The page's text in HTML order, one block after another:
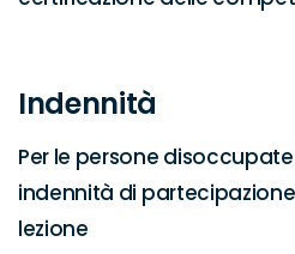
Indennità
Per le persone
indennità di
lezione